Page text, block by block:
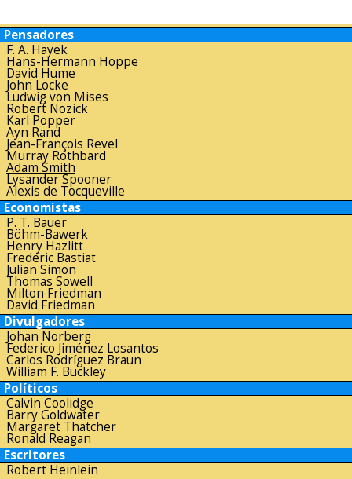
Pensadores
F. A. Hayek
Hans-Hermann Hoppe
David Hume
John Locke
Ludwig von Mises
Robert Nozick
Karl Popper
Ayn Rand
Jean-François Revel
Murray Rothbard
Adam Smith
Lysander Spooner
Alexis de Tocqueville
Economistas
P. T. Bauer
Böhm-Bawerk
Henry Hazlitt
Frederic Bastiat
Julian Simon
Thomas Sowell
Milton Friedman
David Friedman
Divulgadores
Johan Norberg
Federico Jiménez Losantos
Carlos Rodríguez Braun
William F. Buckley
Políticos
Calvin Coolidge
Barry Goldwater
Margaret Thatcher
Ronald Reagan
Escritores
Robert Heinlein